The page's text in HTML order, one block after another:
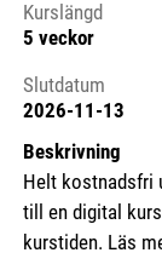
Kurslängd
5 veckor
Slutdatum
2026-11-13
Beskrivning
Helt kostnadsfri
till en digital
kurstiden. Läs